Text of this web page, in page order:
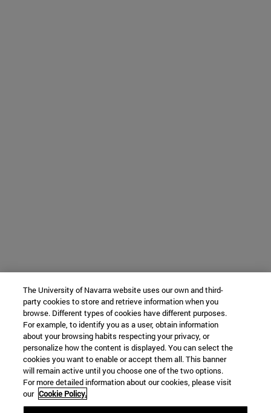
The University of Navarra website uses our own and third-
party cookies to store and retrieve information when you
browse. Different types of cookies have different purposes.
For example, to identify you as a user, obtain information
about your browsing habits respecting your privacy, or
personalize how the content is displayed. You can select the
cookies you want to enable or accept them all. This banner
will remain active until you choose one of the two options.
For more detailed information about our cookies, please visit
our Cookie Policy.